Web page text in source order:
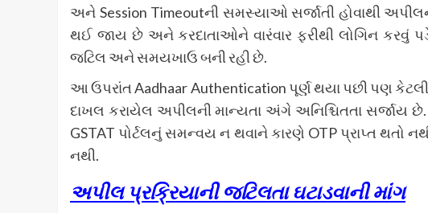
અને Session Timeoutની સમસ્યાઓ સર્જાતી હોવાથી
થઈ જાય છે અને કરદાતાઓને વારંવાર ફરીથી લોગિન કરવું
જટિલ અને સમયખાઉ બની રહી છે.
આ ઉપરાંત Aadhaar Authentication પૂર્ણ થયા પછી પણ
દાખલ કરાયેલ અપીલની માન્યતા અંગે અનિશ્ચિતતા સર્જાય
GSTAT પોર્ટલનું સમન્વય ન થવાને કારણે OTP પ્રાપ્ત થતો
નથી.
અપીલ પ્રક્રિયાની જટિલતા ઘટાડવાની માંગ